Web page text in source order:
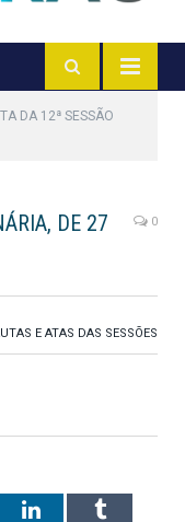
DA 12ª SESSÃO
DE 27
0
E ATAS DAS SESSÕES
LinkedInTumblr